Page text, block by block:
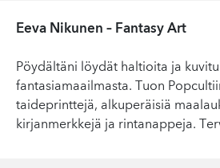
Eeva Nikunen – Fantasy Art
Pöydältäni löydät haltioita ja
fantasiamaailmasta. Tuon
taideprinttejä, alkuperäisiä
kirjanmerkkejä ja rintanappeja.